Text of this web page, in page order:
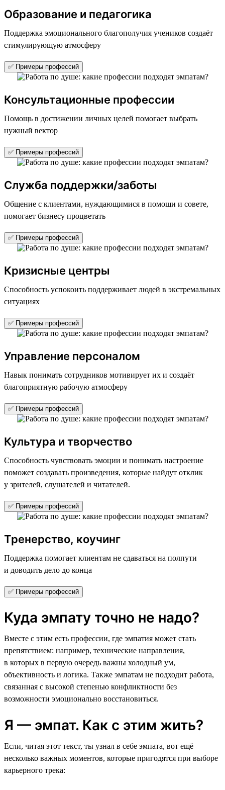
Образование и педагогика
Поддержка эмоционального благополучия учеников создаёт
стимулирующую атмосферу
✅ Примеры профессий
Консультационные профессии
Помощь в достижении личных целей помогает выбрать
нужный вектор
✅ Примеры профессий
Служба поддержки/заботы
Общение с клиентами, нуждающимися в помощи и совете,
помогает бизнесу процветать
✅ Примеры профессий
Кризисные центры
Способность успокоить поддерживает людей в экстремальных
ситуациях
✅ Примеры профессий
Управление персоналом
Навык понимать сотрудников мотивирует их и создаёт
благоприятную рабочую атмосферу
✅ Примеры профессий
Культура и творчество
Способность чувствовать эмоции и понимать настроение
поможет создавать произведения, которые найдут отклик
у зрителей, слушателей и читателей.
✅ Примеры профессий
Тренерство, коучинг
Поддержка помогает клиентам не сдаваться на полпути
и доводить дело до конца
✅ Примеры профессий
Куда эмпату точно не надо?
Вместе с этим есть профессии, где эмпатия может стать
препятствием: например, технические направления,
в которых в первую очередь важны холодный ум,
объективность и логика. Также эмпатам не подходит работа,
связанная с высокой степенью конфликтности без
возможности эмоционально восстановиться.
Я — эмпат. Как с этим жить?
Если, читая этот текст, ты узнал в себе эмпата, вот ещё
несколько важных моментов, которые пригодятся при выборе
карьерного трека: